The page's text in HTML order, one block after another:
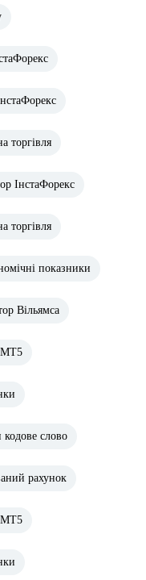
торгівля
ІнстаФорекс
торгівля
показники
Вільямса
МТ5
кодове слово
рахунок
МТ5